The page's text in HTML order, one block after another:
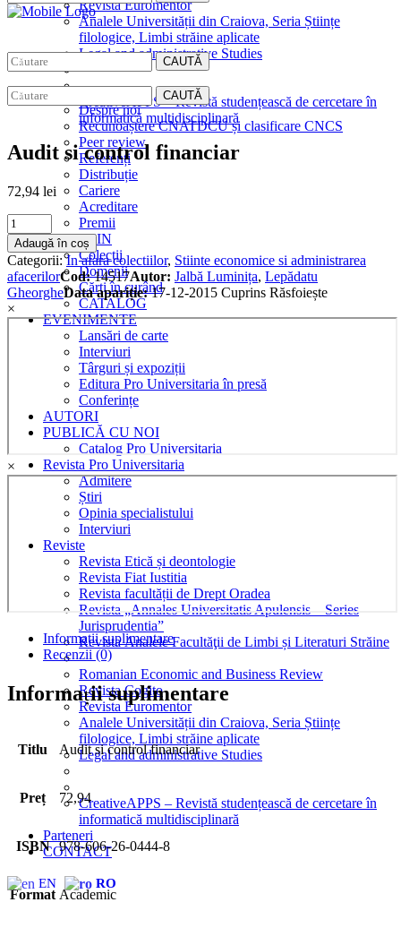
Revista Euromentor
Analele Universității din Craiova, Seria Științe
filologice, Limbi străine aplicate
Legal and administrative Studies
CreativeAPPS – Revistă studențească de cercetare în
informatică multidisciplinară
CAUTĂ
EDITURA
Despre noi
Recunoaștere CNATDCU și clasificare CNCS
Peer review
Referenți
Distribuție
Cariere
Acreditare
Premii
MAGAZIN
Colecții
Domenii
Cărţi în curând
CATALOG
EVENIMENTE
Lansări de carte
Interviuri
Târguri și expoziții
Editura Pro Universitaria în presă
Conferințe
AUTORI
PUBLICĂ CU NOI
Catalog Pro Universitaria
Revista Pro Universitaria
Admitere
Știri
Opinia specialistului
Interviuri
Reviste
Revista Etică și deontologie
Revista Fiat Iustitia
Revista facultății de Drept Oradea
Revista „Annales Universitatis Apulensis – Series
Jurisprudentia”
Revista Analele Facultăţii de Limbi și Literaturi Străine
Romanian Economic and Business Review
Revista Cogito
Revista Euromentor
Analele Universității din Craiova, Seria Științe
filologice, Limbi străine aplicate
Legal and administrative Studies
CreativeAPPS – Revistă studențească de cercetare în
informatică multidisciplinară
Parteneri
CONTACT
EN RO
CAUTĂ
Audit si control financiar
72,94 lei
Audit
si
control
financiar
quantity
Adaugă în coș
Categorii:In afara colectiilor, Stiinte economice si administrarea
afacerilorCod:14517Autor: Jalbă Luminița, Lepădatu
GheorgheData apariție:17-12-2015 Cuprins Răsfoiește
×
×
Informații suplimentare
Recenzii (0)
Informații suplimentare
Titlu Audit si control financiar
Preț 72,94
ISBN 978-606-26-0444-8
Format Academic